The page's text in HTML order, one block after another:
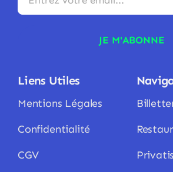
JE M'ABONNE
Liens Utiles
Mentions Légales
Confidentialité
CGV